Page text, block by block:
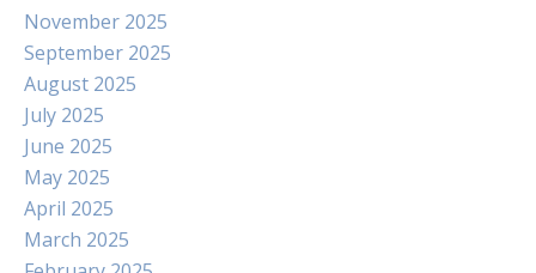
November 2025
September 2025
August 2025
July 2025
June 2025
May 2025
April 2025
March 2025